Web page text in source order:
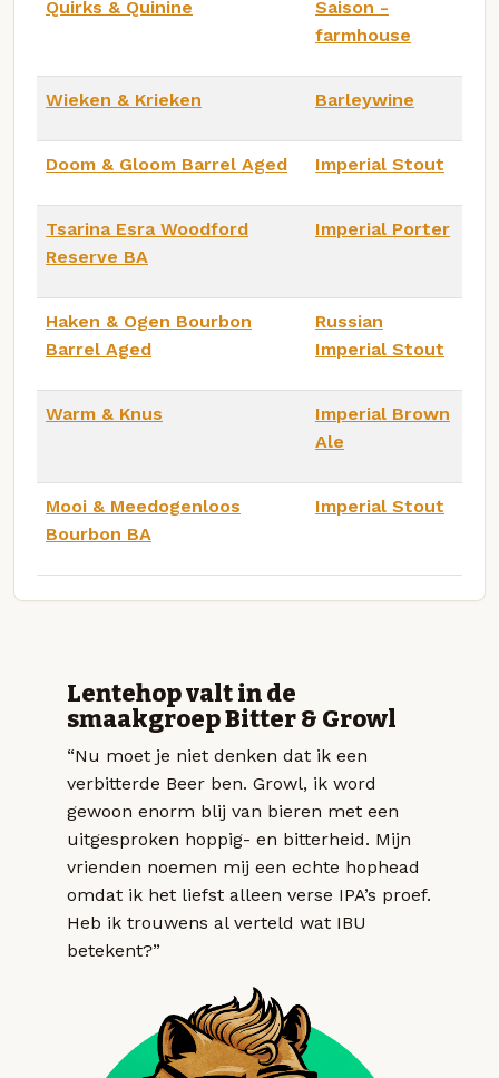
Quirks & Quinine
Saison -
farmhouse
Wieken & Krieken Barleywine
Doom & Gloom Barrel Aged Imperial Stout
Tsarina Esra Woodford
Reserve BA
Imperial Porter
Haken & Ogen Bourbon
Barrel Aged
Russian
Imperial Stout
Warm & Knus
Imperial Brown
Ale
Mooi & Meedogenloos
Bourbon BA
Imperial Stout
Lentehop valt in de
smaakgroep Bitter & Growl
“Nu moet je niet denken dat ik een
verbitterde Beer ben. Growl, ik word
gewoon enorm blij van bieren met een
uitgesproken hoppig- en bitterheid. Mijn
vrienden noemen mij een echte hophead
omdat ik het liefst alleen verse IPA’s proef.
Heb ik trouwens al verteld wat IBU
betekent?”